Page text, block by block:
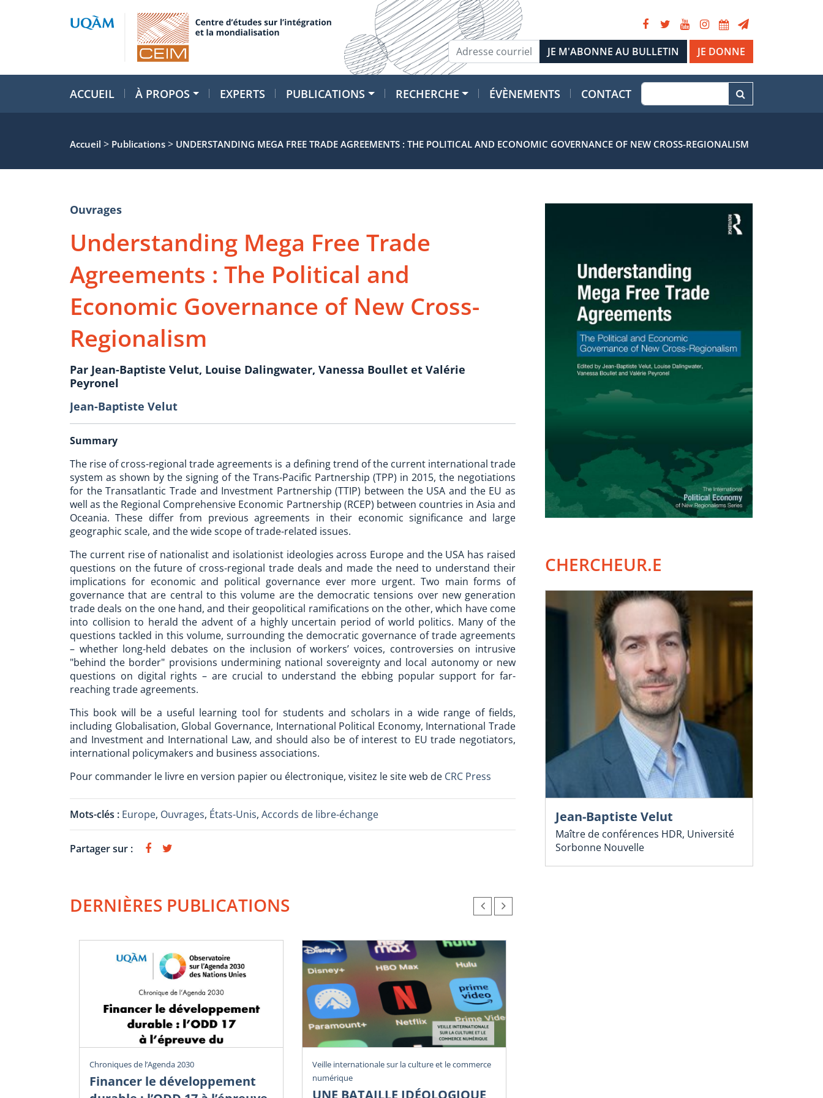
JE DONNE
ACCUEIL À PROPOS EXPERTS PUBLICATIONS RECHERCHE ÉVÈNEMENTS CONTACT
Accueil > Publications > UNDERSTANDING MEGA FREE TRADE AGREEMENTS : THE POLITICAL AND ECONOMIC GOVERNANCE OF NEW CROSS-REGIONALISM
Ouvrages
Understanding Mega Free Trade
Agreements : The Political and
Economic Governance of New Cross-
Regionalism
Par Jean-Baptiste Velut, Louise Dalingwater, Vanessa Boullet et Valérie
Peyronel
Jean-Baptiste Velut
Summary
The rise of cross-regional trade agreements is a defining trend of the current international trade
system as shown by the signing of the Trans-Pacific Partnership (TPP) in 2015, the negotiations
for the Transatlantic Trade and Investment Partnership (TTIP) between the USA and the EU as
well as the Regional Comprehensive Economic Partnership (RCEP) between countries in Asia and
Oceania. These differ from previous agreements in their economic significance and large
geographic scale, and the wide scope of trade-related issues.
The current rise of nationalist and isolationist ideologies across Europe and the USA has raised
questions on the future of cross-regional trade deals and made the need to understand their
implications for economic and political governance ever more urgent. Two main forms of
governance that are central to this volume are the democratic tensions over new generation
trade deals on the one hand, and their geopolitical ramifications on the other, which have come
into collision to herald the advent of a highly uncertain period of world politics. Many of the
questions tackled in this volume, surrounding the democratic governance of trade agreements
– whether long-held debates on the inclusion of workers’ voices, controversies on intrusive
"behind the border" provisions undermining national sovereignty and local autonomy or new
questions on digital rights – are crucial to understand the ebbing popular support for far-
reaching trade agreements.
This book will be a useful learning tool for students and scholars in a wide range of fields,
including Globalisation, Global Governance, International Political Economy, International Trade
and Investment and International Law, and should also be of interest to EU trade negotiators,
international policymakers and business associations.
Pour commander le livre en version papier ou électronique, visitez le site web de CRC Press
Mots-clés : Europe, Ouvrages, États-Unis, Accords de libre-échange
Partager sur :
DERNIÈRES PUBLICATIONS
Chroniques de l’Agenda 2030
Financer le développement
Veille internationale sur la culture et le commerce
numérique
CHERCHEUR.E
Jean-Baptiste Velut
Maître de conférences HDR, Université
Sorbonne Nouvelle